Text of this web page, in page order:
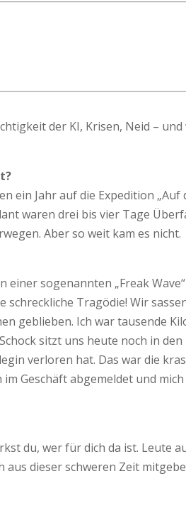
der KI, Krisen, Neid –
ein Jahr auf die Expedition
waren drei bis vier Tage
Aber so weit kam es nicht.
sogenannten „Freak
Tragödie! Wir
geblieben. Ich war tausende
sitzt uns heute noch in
verloren hat. Das war die
Geschäft abgemeldet und
du, wer für dich da ist. Leute
dieser schweren Zeit